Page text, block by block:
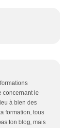
concernant le
à bien des
formation, tous
ton blog, mais